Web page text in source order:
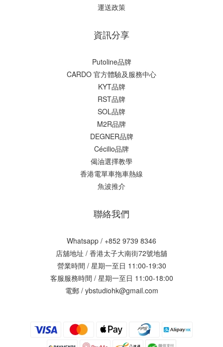
運送政策
資訊分享
Putoline品牌
CARDO 官方體驗及服務中心
KYT品牌
RST品牌
SOL品牌
M2R品牌
DEGNER品牌
Cécilio品牌
偈油選擇教學
香港電單車拖車熱線
魚波推介
聯絡我們
Whatsapp / +852 9739 8346
店舖地址 / 香港太子大南街72號地舖
營業時間 / 星期一至日 11:00-19:30
客服服務時間 / 星期一至日 11:00-18:00
電郵 / ybstudiohk@gmail.com